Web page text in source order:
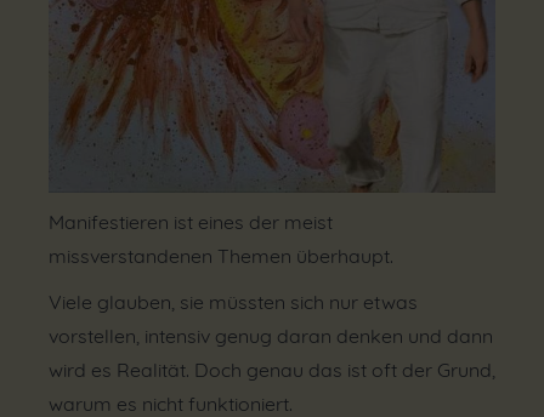
Manifestieren ist eines der meist
missverstandenen Themen überhaupt.
Viele glauben, sie müssten sich nur etwas
vorstellen, intensiv genug daran denken und dann
wird es Realität. Doch genau das ist oft der Grund,
warum es nicht funktioniert.